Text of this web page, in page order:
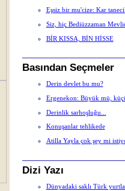
Eşsiz bir mu'cize: Kar
Siz, hiç Bediüzzaman
BİR KISSA, BİN HİSSE
Basından Seçmeler
Derin devlet bu mu?
Ergenekon: Büyük mü,
Derinlik sarhoşluğu...
Konuşanlar tehlikede
Atilla Yayla çok şey mi
Dizi Yazı
Dünyadaki saklı Türk